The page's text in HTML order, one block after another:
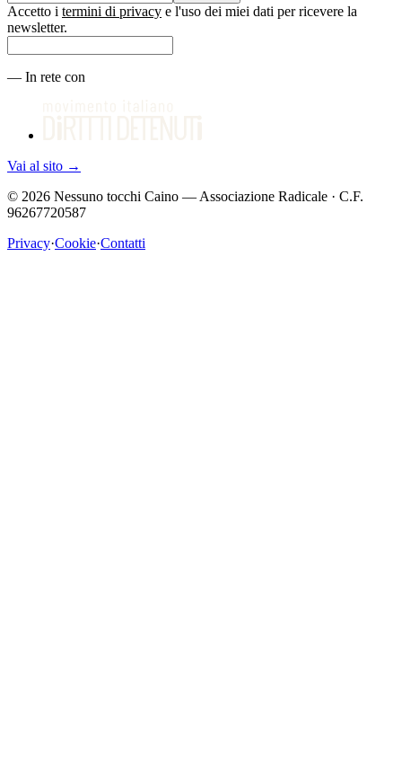
Accetto i termini di privacy e l'uso dei miei dati per ricevere la
newsletter.
— In rete con
Vai al sito →
© 2026 Nessuno tocchi Caino — Associazione Radicale · C.F.
96267720587
Privacy·Cookie·Contatti